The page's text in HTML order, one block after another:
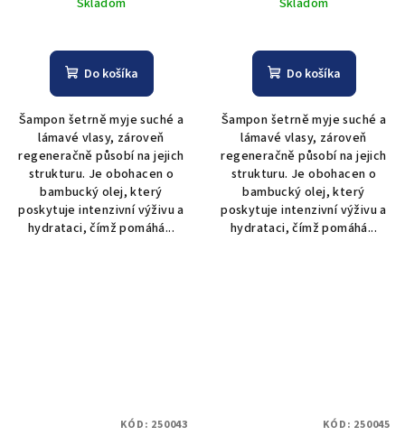
300 ml
Do košíka
Šampon šetrně myje suché a
lámavé vlasy, zároveň
regeneračně působí na jejich
strukturu. Je obohacen o
bambucký olej, který
poskytuje intenzivní výživu a
hydrataci, čímž pomáhá...
1000 ml
Do košíka
Šampon šetrně myje suché a
lámavé vlasy, zároveň
regeneračně působí na jejich
strukturu. Je obohacen o
bambucký olej, který
poskytuje intenzivní výživu a
hydrataci, čímž pomáhá...
KÓD: 250043 KÓD: 250045